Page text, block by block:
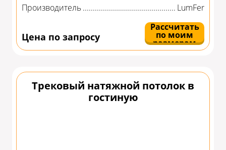
Производитель
LumFer
Цена по запросу
Рассчитать
по моим
размерам
Трековый натяжной потолок в
гостиную